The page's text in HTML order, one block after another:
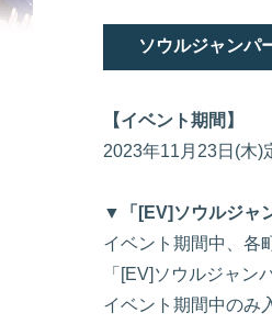
ソウルジャンパ
【イベント期間】
2023年11月23日(木)
▼「[EV]ソウルジャ
イベント期間中、各
「[EV]ソウルジャ
イベント期間中のみ